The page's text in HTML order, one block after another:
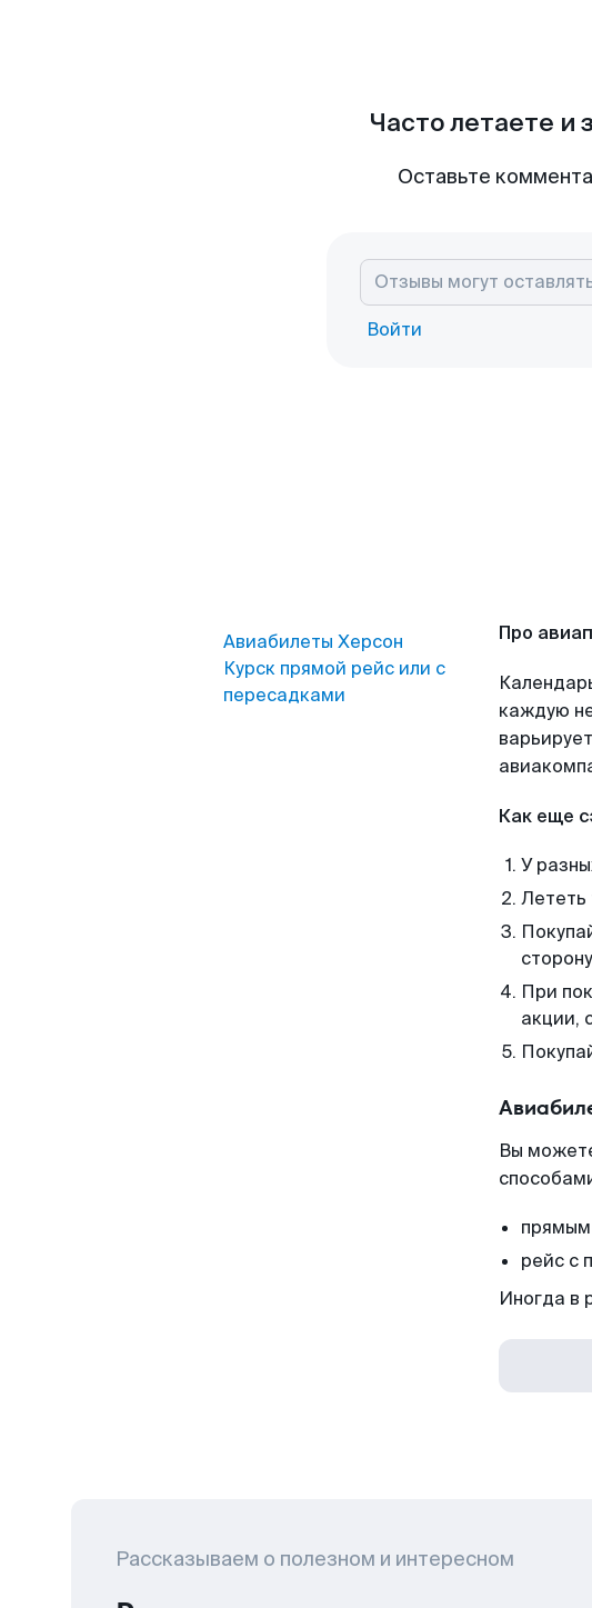
Часто летаете и
Оставьте
Войти
Авиабилеты Херсон
Курск прямой рейс или с
пересадками
Про
каждую
Как еще
У
Лететь
При
акции,
Вы
рейс с
Иногда в
Рассказываем о полезном и интересном